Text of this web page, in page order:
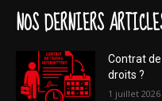
NOS DERNIERS
Contrat
droits ?
1 juillet 2026